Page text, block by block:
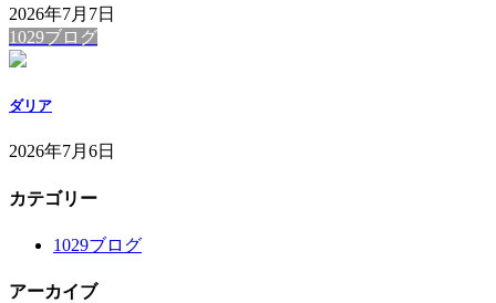
2026年7月7日
1029ブログ
ダリア
2026年7月6日
カテゴリー
1029ブログ
アーカイブ